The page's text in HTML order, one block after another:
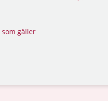
gäller